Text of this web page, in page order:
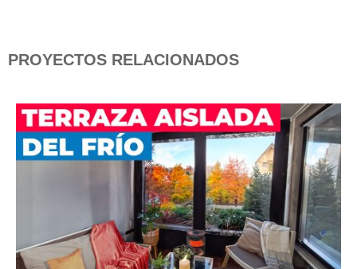
PROYECTOS RELACIONADOS